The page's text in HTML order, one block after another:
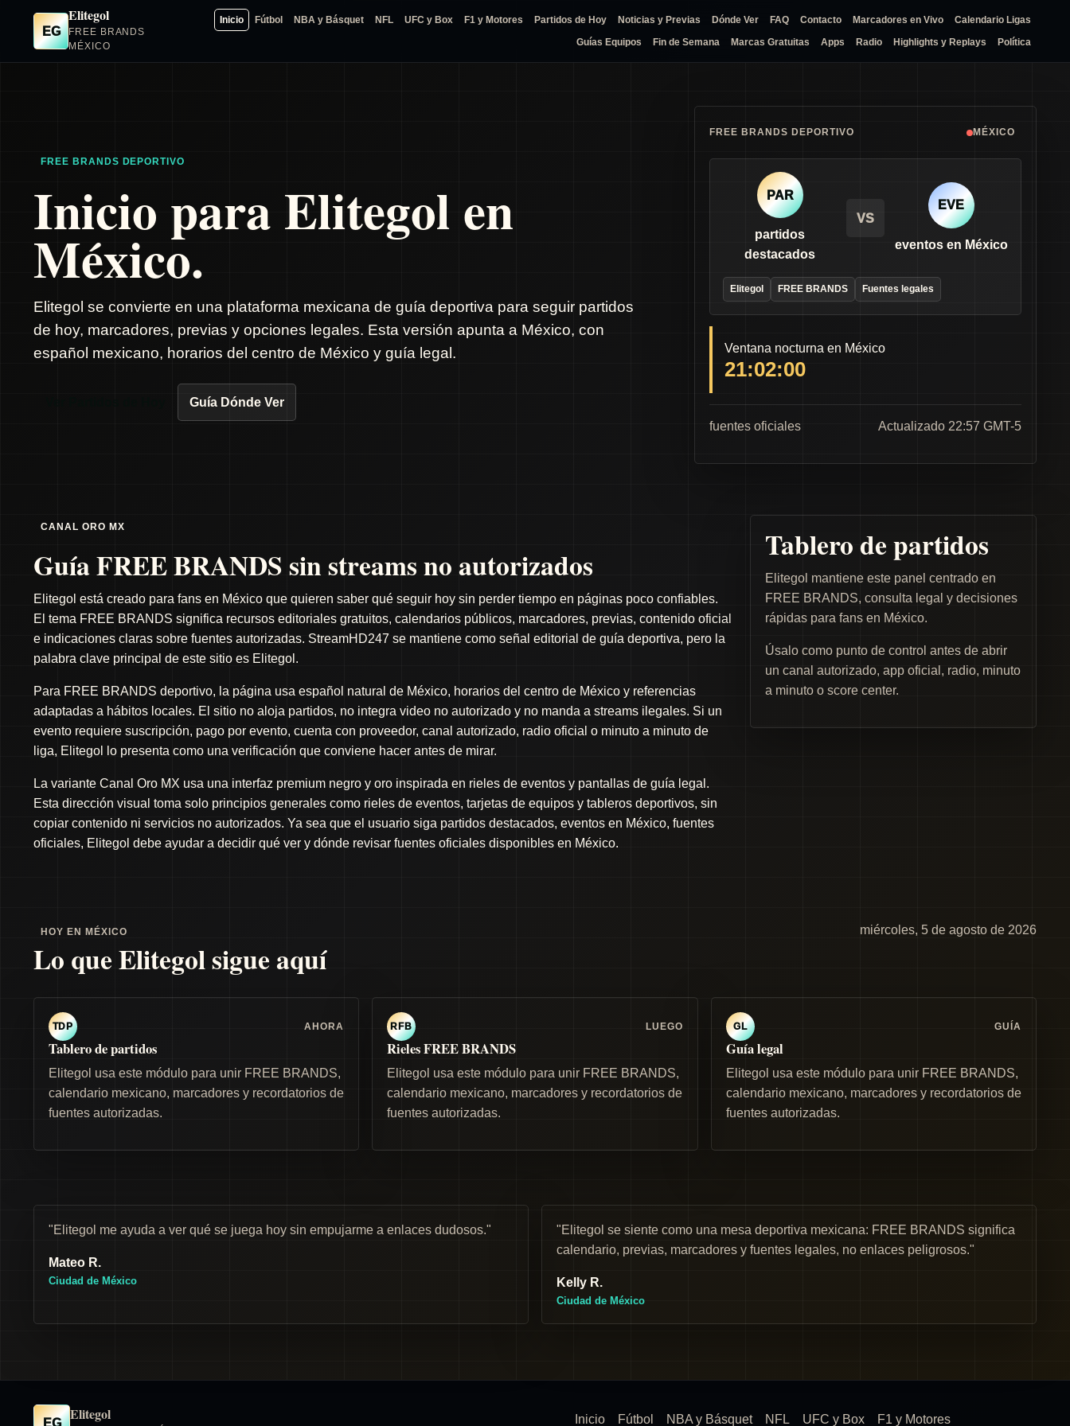
EG
Elitegol
FREE BRANDS
MÉXICO
Inicio Fútbol NBA y Básquet NFL UFC y Box F1 y Motores Partidos de Hoy Noticias y Previas Dónde Ver FAQ Contacto Marcadores en Vivo Calendario Ligas
Guías Equipos Fin de Semana Marcas Gratuitas Apps Radio Highlights y Replays Política
FREE BRANDS DEPORTIVO
Inicio para Elitegol en
México.
Elitegol se convierte en una plataforma mexicana de guía deportiva para seguir partidos
de hoy, marcadores, previas y opciones legales. Esta versión apunta a México, con
español mexicano, horarios del centro de México y guía legal.
Guía Dónde Ver
FREE BRANDS DEPORTIVO MÉXICO
PAR
partidos
destacados
VS
EVE
eventos en México
Elitegol FREE BRANDS Fuentes legales
Ventana nocturna en México
21:02:00
fuentes oficiales Actualizado 22:57 GMT-5
CANAL ORO MX
Guía FREE BRANDS sin streams no autorizados
Elitegol está creado para fans en México que quieren saber qué seguir hoy sin perder tiempo en páginas poco confiables.
El tema FREE BRANDS significa recursos editoriales gratuitos, calendarios públicos, marcadores, previas, contenido oficial
e indicaciones claras sobre fuentes autorizadas. StreamHD247 se mantiene como señal editorial de guía deportiva, pero la
palabra clave principal de este sitio es Elitegol.
Para FREE BRANDS deportivo, la página usa español natural de México, horarios del centro de México y referencias
adaptadas a hábitos locales. El sitio no aloja partidos, no integra video no autorizado y no manda a streams ilegales. Si un
evento requiere suscripción, pago por evento, cuenta con proveedor, canal autorizado, radio oficial o minuto a minuto de
liga, Elitegol lo presenta como una verificación que conviene hacer antes de mirar.
La variante Canal Oro MX usa una interfaz premium negro y oro inspirada en rieles de eventos y pantallas de guía legal.
Esta dirección visual toma solo principios generales como rieles de eventos, tarjetas de equipos y tableros deportivos, sin
copiar contenido ni servicios no autorizados. Ya sea que el usuario siga partidos destacados, eventos en México, fuentes
oficiales, Elitegol debe ayudar a decidir qué ver y dónde revisar fuentes oficiales disponibles en México.
Tablero de partidos
Elitegol mantiene este panel centrado en
FREE BRANDS, consulta legal y decisiones
rápidas para fans en México.
Úsalo como punto de control antes de abrir
un canal autorizado, app oficial, radio, minuto
a minuto o score center.
HOY EN MÉXICO
Lo que Elitegol sigue aquí
miércoles, 5 de agosto de 2026
TDP AHORA
Tablero de partidos
Elitegol usa este módulo para unir FREE BRANDS,
calendario mexicano, marcadores y recordatorios de
fuentes autorizadas.
RFB LUEGO
Rieles FREE BRANDS
Elitegol usa este módulo para unir FREE BRANDS,
calendario mexicano, marcadores y recordatorios de
fuentes autorizadas.
GL GUÍA
Guía legal
Elitegol usa este módulo para unir FREE BRANDS,
calendario mexicano, marcadores y recordatorios de
fuentes autorizadas.
"Elitegol me ayuda a ver qué se juega hoy sin empujarme a enlaces dudosos."
Mateo R.
Ciudad de México
"Elitegol se siente como una mesa deportiva mexicana: FREE BRANDS significa
calendario, previas, marcadores y fuentes legales, no enlaces peligrosos."
Kelly R.
Ciudad de México
EG Elitegol Inicio Fútbol NBA y Básquet NFL UFC y Box F1 y Motores